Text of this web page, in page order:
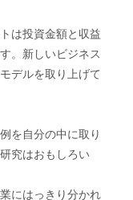
は投資金額と収益
。新しいビジネス
デルを取り上げて
を自分の中に取り
究はおもしろい
にはっきり分かれ